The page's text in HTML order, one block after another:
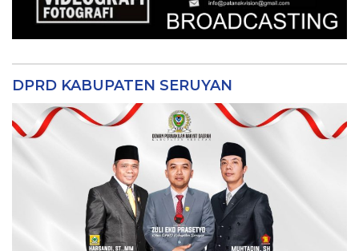
DPRD KABUPATEN SERUYAN